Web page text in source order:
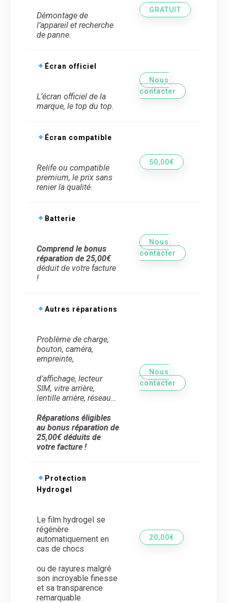
Démontage de
l’appareil et recherche
de panne.
GRATUIT
Écran officiel
L’écran officiel de la
marque, le top du top.
Nous
contacter
Écran compatible
Relife ou compatible
premium, le prix sans
renier la qualité.
50,00€
Batterie
Comprend le bonus
réparation de 25,00€
déduit de votre facture
!
Nous
contacter
Autres réparations
Problème de charge,
bouton, caméra,
empreinte,
d’affichage, lecteur
SIM, vitre arrière,
lentille arrière,réseau…
Réparations éligibles
au bonus réparation de
25,00€ déduits de
votre facture !
Nous
contacter
Protection
Hydrogel
Le film hydrogel se
régénère
automatiquement en
cas de chocs
ou de rayures malgré
son incroyable finesse
et sa transparence
remarquable.
20,00€